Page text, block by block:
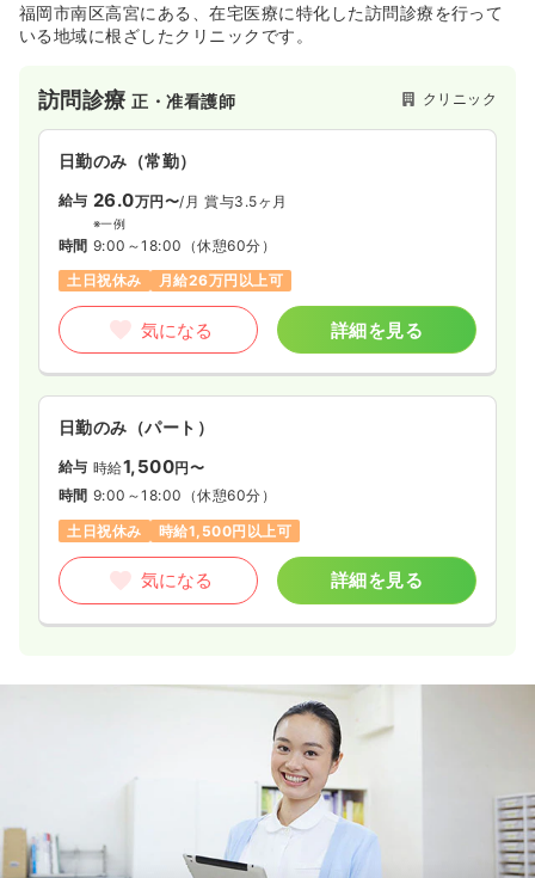
福岡市南区高宮にある、在宅医療に特化した訪問診療を行って
いる地域に根ざしたクリニックです。
訪問診療正・准看護師 クリニック
日勤のみ（常勤）
給与 26.0万円〜/月 賞与3.5ヶ月
※一例
時間 9:00～18:00 （休憩60分）
土日祝休み
月給26万円以上可
気になる 詳細を見る
日勤のみ（パート）
給与 時給1,500円〜
時間 9:00～18:00 （休憩60分）
土日祝休み
時給1,500円以上可
気になる 詳細を見る